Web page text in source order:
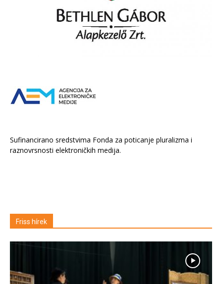
Sufinancirano sredstvima Fonda za poticanje pluralizma i
raznovrsnosti elektroničkih medija.
Friss hírek